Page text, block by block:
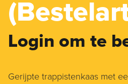
Login om te
Gerijpte trappistenkaas met